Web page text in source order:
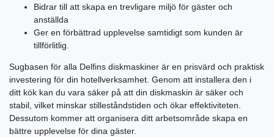
Bidrar till att skapa en trevligare miljö för gäster och
anställda
Ger en förbättrad upplevelse samtidigt som kunden är
tillförlitlig.
Sugbasen för alla Delfins diskmaskiner är en prisvärd och praktisk
investering för din hotellverksamhet. Genom att installera den i
ditt kök kan du vara säker på att din diskmaskin är säker och
stabil, vilket minskar stilleståndstiden och ökar effektiviteten.
Dessutom kommer att organisera ditt arbetsområde skapa en
bättre upplevelse för dina gäster.